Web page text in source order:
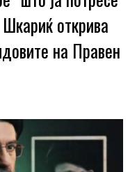
открива
на Правен